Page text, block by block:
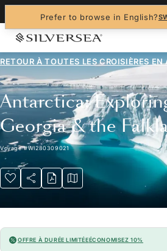
Prefer to browse in English?
RETOUR À TOUTES LESCROISIÈRES
Antarctica:
Georgia & the
Voyage#WI280309021
OFFRE À DURÉE LIMITÉEÉCONOMISEZ 10%